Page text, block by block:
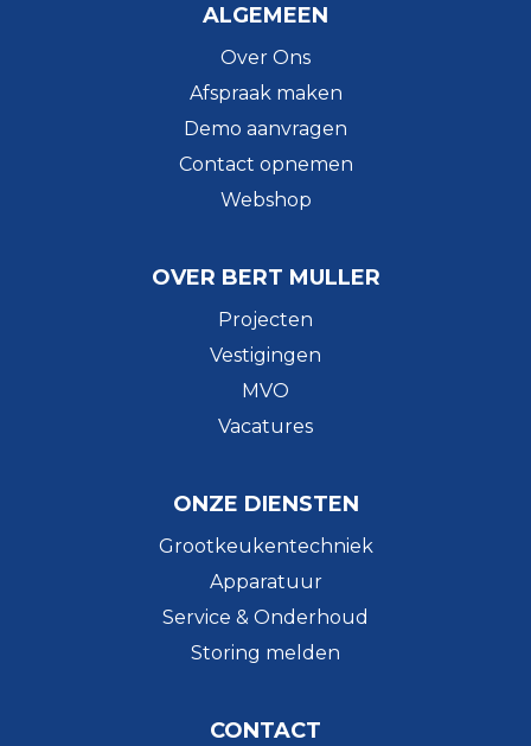
ALGEMEEN
Over Ons
Afspraak maken
Demo aanvragen
Contact opnemen
Webshop
OVER BERT MULLER
Projecten
Vestigingen
MVO
Vacatures
ONZE DIENSTEN
Grootkeukentechniek
Apparatuur
Service & Onderhoud
Storing melden
CONTACT